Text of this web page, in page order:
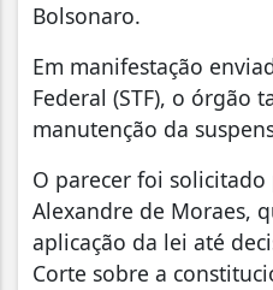
Bolsonaro.
Em manifestação
Federal (STF), o órgão
manutenção da
O parecer foi
Alexandre de Moraes,
aplicação da lei até
Corte sobre a